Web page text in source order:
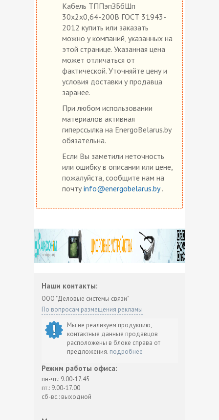
Кабель ТППэпЗБбШп
30х2х0,64-200В ГОСТ 31943-
2012 купить или заказать
можно у компаний, указанных на
этой странице. Указанная цена
может отличаться от
фактической. Уточняйте цену и
условия доставки у продавца
заранее.
При любом использовании
материалов активная
гиперссылка на EnergoBelarus.by
обязательна.
Если Вы заметили неточность
или ошибку в описании или цене,
пожалуйста, сообщите нам на
почту info@energobelarus.by.
Наши контакты:
ООО "Деловые системы связи"
По вопросам размещения рекламы
Мы не реализуем продукцию,
контактные данные продавцов
расположены в блоке справа от
предложения. подробнее
Режим работы офиса:
пн-чт.: 9.00-17.45
пт.: 9.00-17.00
сб-вс.: выходной